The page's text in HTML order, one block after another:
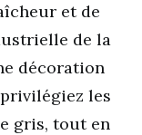
et de
de la
décoration
les
gris, tout en